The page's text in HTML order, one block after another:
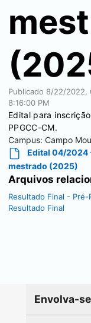
Publicado 8/22/2022,
8:16:00 PM
Edital para
PPGCC-CM.
Campus: Campo
Edital 04/2024
mestrado (2025)
Arquivos
Resultado Final - Pré-
Resultado Final
Envolva-se